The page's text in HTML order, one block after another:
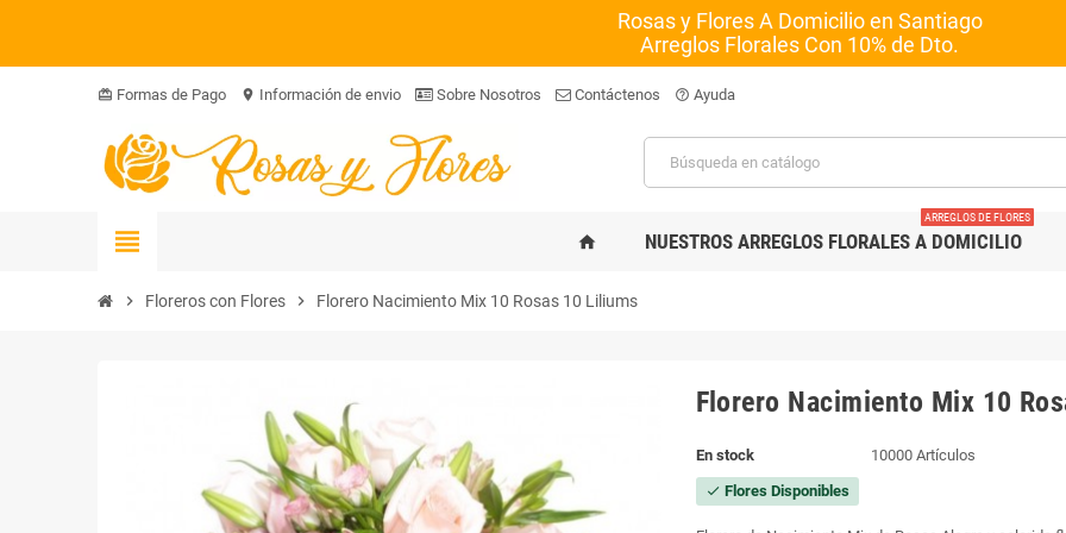
Rosas y Flores A Domicilio en Santiago
Arreglos Florales Con 10% de Dto.
card_giftcard Formas de Pago location_on Información de envio Sobre Nosotros Contáctenos help_outline Ayuda
view_headline home NUESTROS ARREGLOS FLORALES A DOMICILIO
ARREGLOS DE FLORES
chevron_right Floreros con Flores chevron_right Florero Nacimiento Mix 10 Rosas 10 Liliums
Florero Nacimiento Mix 10
En stock 10000 Artículos
check Flores Disponibles